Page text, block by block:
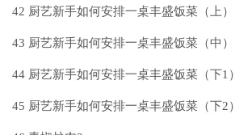
42 厨艺新手如何安排一桌丰盛饭菜（上）
43 厨艺新手如何安排一桌丰盛饭菜（中）
44 厨艺新手如何安排一桌丰盛饭菜（下1）
45 厨艺新手如何安排一桌丰盛饭菜（下2）